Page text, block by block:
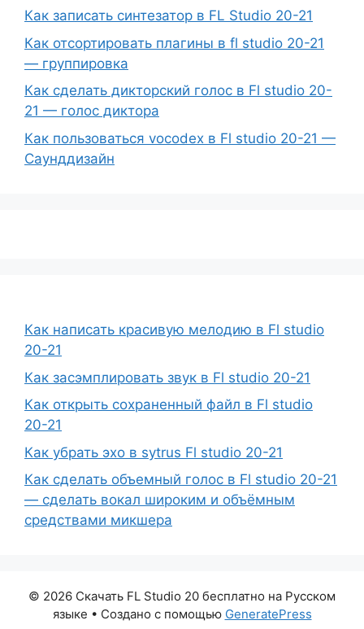
Как записать синтезатор в FL Studio 20-21
Как отсортировать плагины в fl studio 20-21
— группировка
Как сделать дикторский голос в Fl studio 20-
21 — голос диктора
Как пользоваться vocodex в Fl studio 20-21 —
Саунддизайн
Как написать красивую мелодию в Fl studio
20-21
Как засэмплировать звук в Fl studio 20-21
Как открыть сохраненный файл в Fl studio
20-21
Как убрать эхо в sytrus Fl studio 20-21
Как сделать объемный голос в Fl studio 20-21
— сделать вокал широким и объёмным
средствами микшера
© 2026 Скачать FL Studio 20 бесплатно на Русском
языке • Создано с помощью GeneratePress